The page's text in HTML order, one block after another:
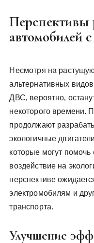
Перспективы
автомобилей
Несмотря на
альтернативных
ДВС‚ вероятно‚
некоторого времени.
продолжают
экологичные
которые могут помочь
воздействие на
перспективе
электромобилям и
транспорта.
Улучшение